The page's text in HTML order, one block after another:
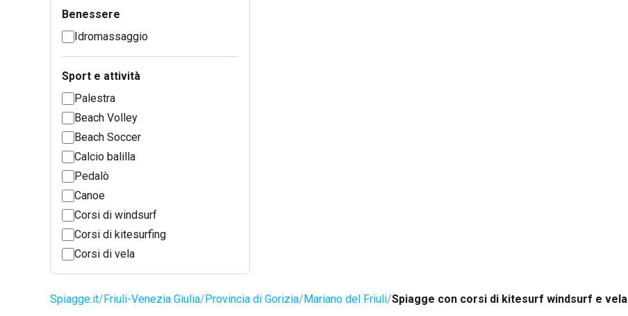
Benessere
Idromassaggio
Sport e attività
Palestra
Beach Volley
Beach Soccer
Calcio balilla
Pedalò
Canoe
Corsi di windsurf
Corsi di kitesurfing
Corsi di vela
Spiagge.it Friuli-Venezia Giulia Provincia di Gorizia Mariano del Friuli Spiagge con corsi di kitesurf windsurf e vela